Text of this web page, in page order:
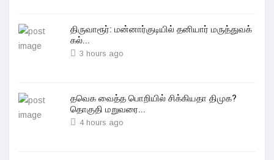
திருவாரூர்: மன்னார்குடியில் தனியார் மருத்துவக்
கல்...
3 hours ago
தவெக வைத்த பொறியில் சிக்கியதா திமுக?
தொகுதி மறுவரை...
4 hours ago